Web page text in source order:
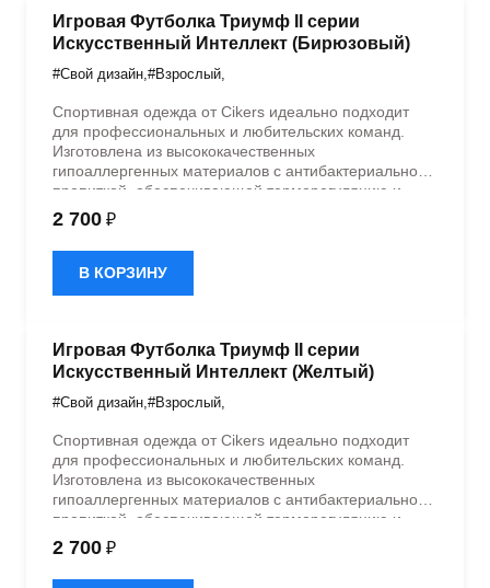
Игровая Футболка Триумф II серии
Искусственный Интеллект (Бирюзовый)
#Свой дизайн #Взрослый
Спортивная одежда от Cikers идеально подходит
для профессиональных и любительских команд.
Изготовлена из высококачественных
гипоаллергенных материалов с антибактериальной
пропиткой, обеспечивающей терморегуляцию и
быстрое влагоотведение. Одежда обладает
эластичностью в 5 направлениях и стильным
дизайном.
2 700 ₽
В КОРЗИНУ
Игровая Футболка Триумф II серии
Искусственный Интеллект (Желтый)
#Свой дизайн #Взрослый
Спортивная одежда от Cikers идеально подходит
для профессиональных и любительских команд.
Изготовлена из высококачественных
гипоаллергенных материалов с антибактериальной
пропиткой, обеспечивающей терморегуляцию и
быстрое влагоотведение. Одежда обладает
эластичностью в 5 направлениях и стильным
дизайном.
2 700 ₽